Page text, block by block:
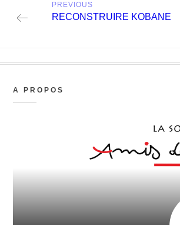
navigation
PREVIOUS
Previous
RECONSTRUIRE KOBANE
A PROPOS